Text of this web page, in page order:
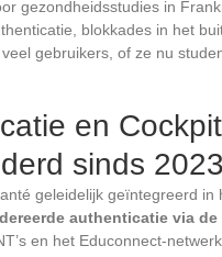
gezondheidsstudies in
blokkades in het
gebruikers, of ze nu
en
sinds 2023
geleidelijk geïntegreerd in
authenticatie via de
en het Educonnect-